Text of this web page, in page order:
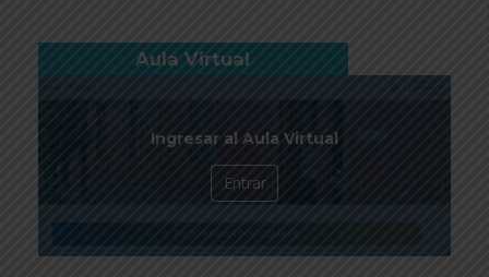
Aula Virtual
Ingresar al Aula Virtual
Entrar